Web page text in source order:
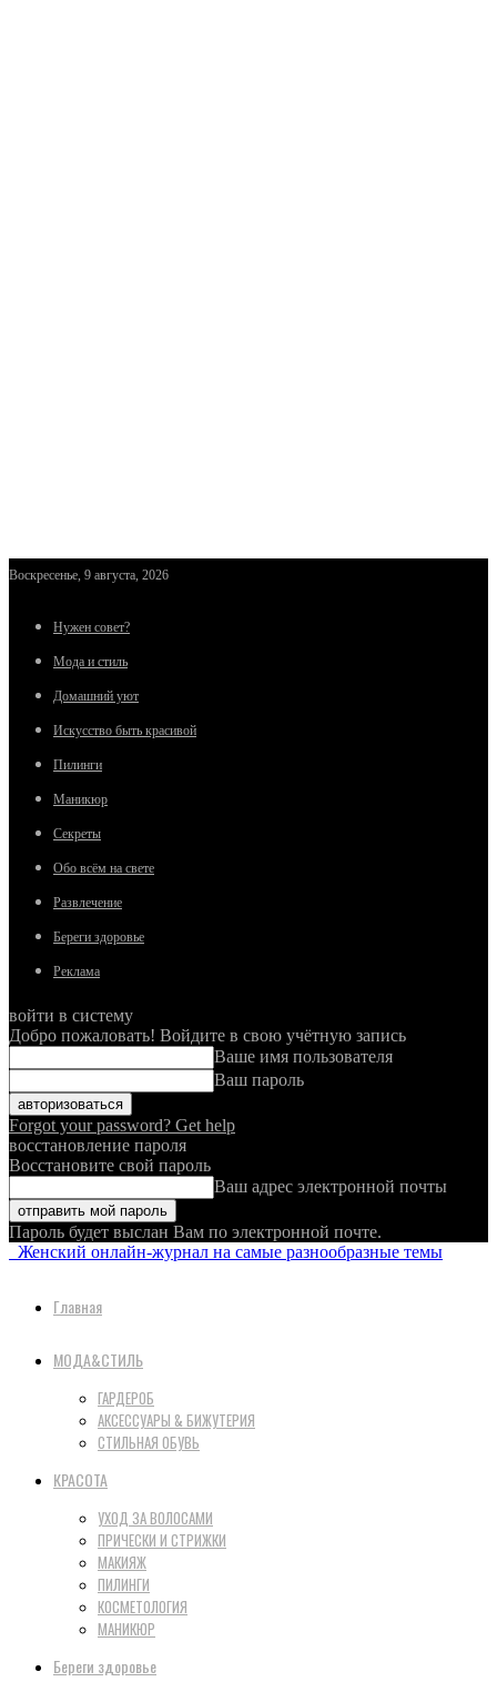
Воскресенье, 9 августа, 2026
Нужен совет?
Мода и стиль
Домашний уют
Искусство быть красивой
Пилинги
Маникюр
Секреты
Обо всём на свете
Развлечение
Береги здоровье
Реклама
войти в систему
Добро пожаловать! Войдите в свою учётную запись
Ваше имя пользователя
Ваш пароль
Forgot your password? Get help
восстановление пароля
Восстановите свой пароль
Ваш адрес электронной почты
Пароль будет выслан Вам по электронной почте.
Женский онлайн-журнал на самые разнообразные темы
Главная
МОДА&СТИЛЬ
ГАРДЕРОБ
АКСЕССУАРЫ & БИЖУТЕРИЯ
СТИЛЬНАЯ ОБУВЬ
КРАСОТА
УХОД ЗА ВОЛОСАМИ
ПРИЧЕСКИ И СТРИЖКИ
МАКИЯЖ
ПИЛИНГИ
КОСМЕТОЛОГИЯ
МАНИКЮР
Береги здоровье